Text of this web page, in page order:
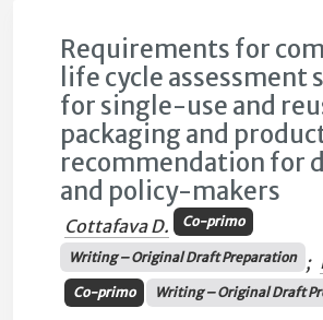
Requirements for
life cycle assessment
for single-use and
packaging and
recommendation for
and policy-makers
Cottafava D. Co-primo
Writing – Original Draft Preparation ;
Co-primo Writing – Original Draft